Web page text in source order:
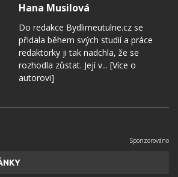
Hana Musilová
Do redakce Bydlimeutulne.cz se
přidala během svých studií a práce
redaktorky ji tak nadchla, že se
rozhodla zůstat. Její v... [Více o
autorovi]